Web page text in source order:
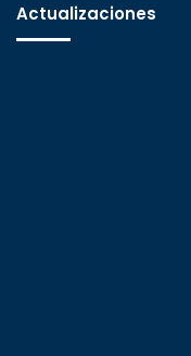
Actualizaciones